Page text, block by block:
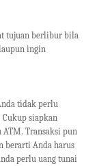
tujuan berlibur bila
ingin
tidak perlu
siapkan
Transaksi pun
berarti Anda harus
perlu uang tunai